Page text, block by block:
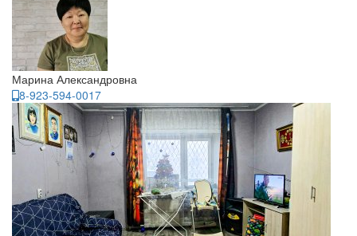
Марина Александровна
8-923-594-0017